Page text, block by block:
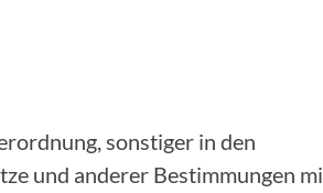
sonstiger in den
und anderer Bestimmungen